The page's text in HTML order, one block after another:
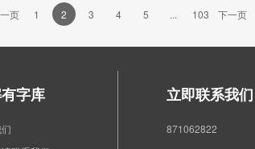
一页 1 2 3 4 5 ... 103 下一页
字库 立即联系我们
871062822